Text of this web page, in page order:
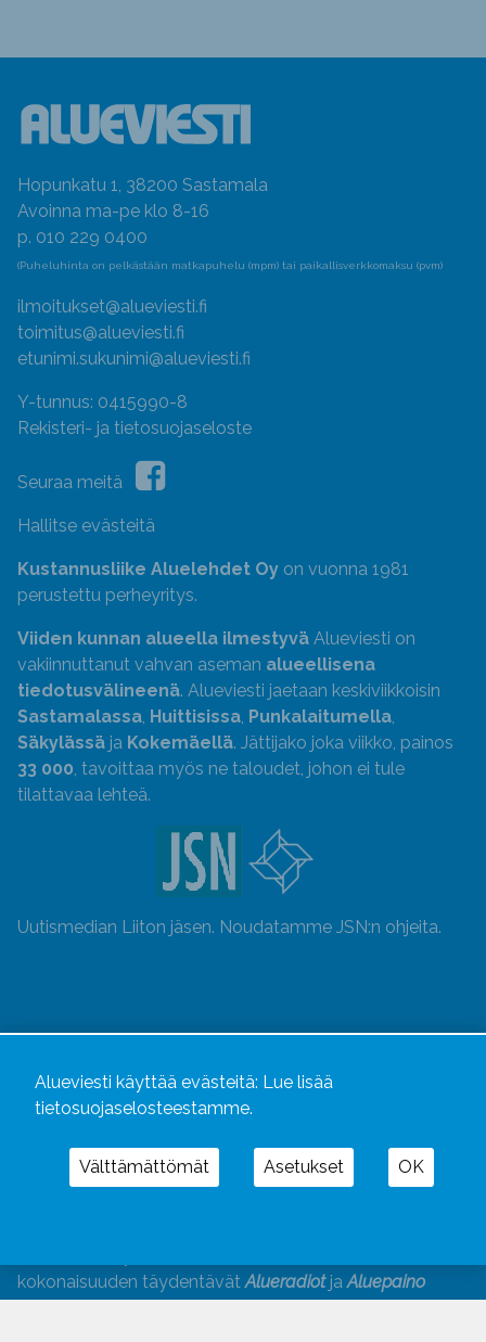
Hopunkatu 1, 38200 Sastamala
Avoinna ma-pe klo 8-16
p. 010 229 0400
(Puheluhinta on pelkästään matkapuhelu (mpm) tai paikallisverkkomaksu (pvm)
ilmoitukset@alueviesti.fi
toimitus@alueviesti.fi
etunimi.sukunimi@alueviesti.fi
Y-tunnus: 0415990-8
Rekisteri- ja tietosuojaseloste
Seuraa meitä
Hallitse evästeitä
Kustannusliike Aluelehdet Oy on vuonna 1981
perustettu perheyritys.
Viiden kunnan alueella ilmestyvä Alueviesti on
vakiinnuttanut vahvan aseman alueellisena
tiedotusvälineenä. Alueviesti jaetaan keskiviikkoisin
Sastamalassa, Huittisissa, Punkalaitumella,
Säkylässä ja Kokemäellä. Jättijako joka viikko, painos
33 000, tavoittaa myös ne taloudet, johon ei tule
tilattavaa lehteä.
Uutismedian Liiton jäsen. Noudatamme JSN:n ohjeita.
kokonaisuuden täydentävätAlueradiotjaAluepaino
Alueviesti käyttää evästeitä: Lue lisää
tietosuojaselosteestamme.
Välttämättömät Asetukset OK